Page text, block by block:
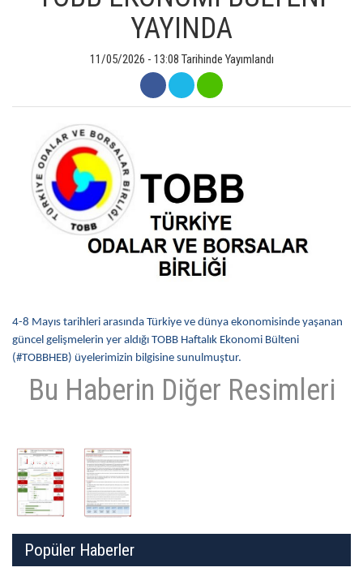
BORSAMIZ
İSTATISTIKLER
ÜYELER
MEVZUAT
İLETIŞIM
YAYINDA
11/05/2026 - 13:08 Tarihinde Yayımlandı
4-8 Mayıs tarihleri arasında Türkiye ve dünya ekonomisinde yaşanan
güncel gelişmelerin yer aldığı TOBB Haftalık Ekonomi Bülteni
(#TOBBHEB) üyelerimizin bilgisine sunulmuştur.
Bu Haberin Diğer Resimleri
Popüler Haberler